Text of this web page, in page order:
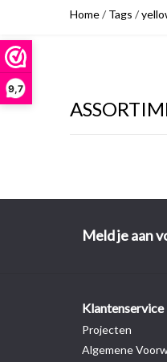
9,7
Home/ Tags /
Meld je aan
Klantenservice
Projecten
Algemene